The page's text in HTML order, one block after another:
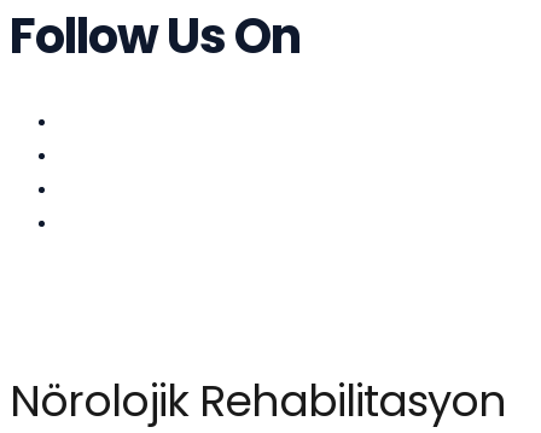
Follow Us On
Nörolojik Rehabilitasyon